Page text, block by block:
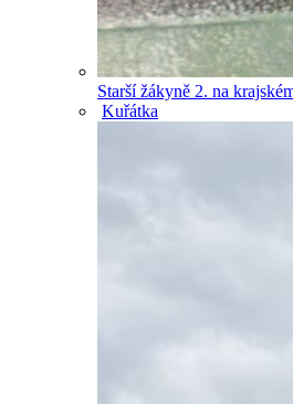
Starší žákyně 2. na
Kuřátka